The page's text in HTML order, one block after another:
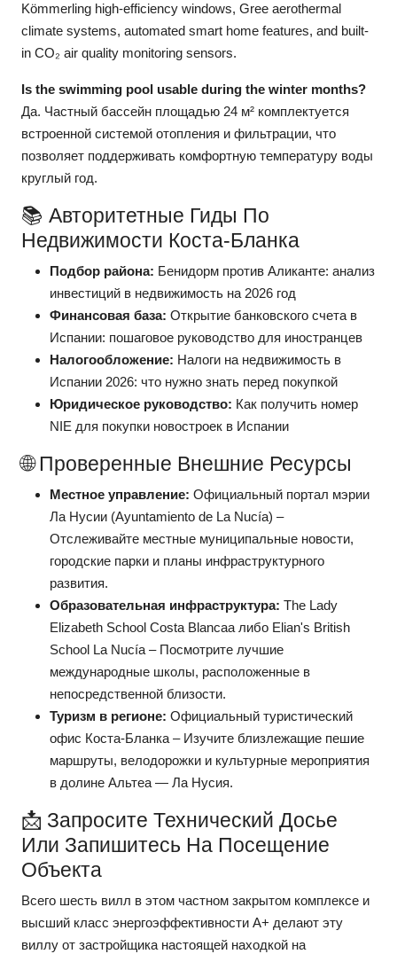
Kömmerling high-efficiency windows, Gree aerothermal
climate systems, automated smart home features, and built-
in CO₂ air quality monitoring sensors.
Is the swimming pool usable during the winter months?
Да. Частный бассейн площадью 24 м² комплектуется
встроенной системой отопления и фильтрации, что
позволяет поддерживать комфортную температуру воды
круглый год.
📚 Авторитетные Гиды По
Недвижимости Коста-Бланка
Подбор района: Бенидорм против Аликанте: анализ
инвестиций в недвижимость на 2026 год
Финансовая база: Открытие банковского счета в
Испании: пошаговое руководство для иностранцев
Налогообложение: Налоги на недвижимость в
Испании 2026: что нужно знать перед покупкой
Юридическое руководство: Как получить номер
NIE для покупки новостроек в Испании
🌐 Проверенные Внешние Ресурсы
Местное управление: Официальный портал мэрии
Ла Нусии (Ayuntamiento de La Nucía) –
Отслеживайте местные муниципальные новости,
городские парки и планы инфраструктурного
развития.
Образовательная инфраструктура: The Lady
Elizabeth School Costa Blancaa либо Elian's British
School La Nucía – Посмотрите лучшие
международные школы, расположенные в
непосредственной близости.
Туризм в регионе: Официальный туристический
офис Коста-Бланка – Изучите близлежащие пешие
маршруты, велодорожки и культурные мероприятия
в долине Альтеа — Ла Нусия.
📩 Запросите Технический Досье
Или Запишитесь На Посещение
Объекта
Всего шесть вилл в этом частном закрытом комплексе и
высший класс энергоэффективности A+ делают эту
виллу от застройщика настоящей находкой на